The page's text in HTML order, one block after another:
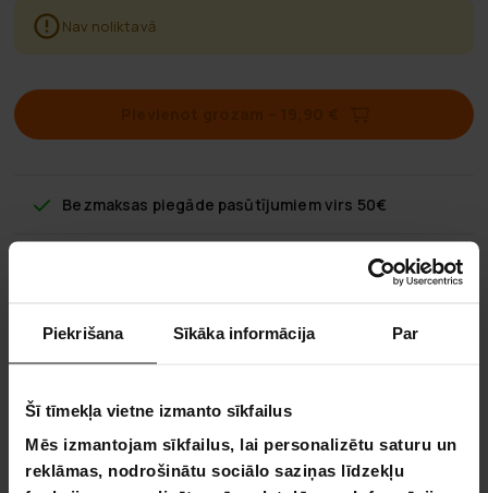
Piekrišana Sīkāka informācija Par
Šī tīmekļa vietne izmanto sīkfailus
Mēs izmantojam sīkfailus, lai personalizētu saturu un
reklāmas, nodrošinātu sociālo saziņas līdzekļu
Nav noliktavā
Bezmaksas piegāde pasūtījumiem virs 50€
Ātra klientu apkalpošana